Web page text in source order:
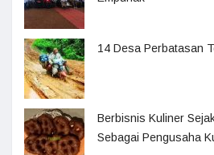
14 Desa Perbatasan
Berbisnis Kuliner
Sebagai Pengusaha